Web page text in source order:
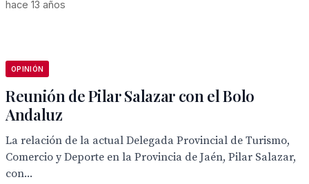
hace 13 años
OPINIÓN
Reunión de Pilar Salazar con el Bolo
Andaluz
La relación de la actual Delegada Provincial de Turismo,
Comercio y Deporte en la Provincia de Jaén, Pilar Salazar,
con...